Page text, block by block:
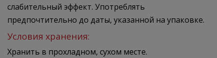
слабительный эффект. Употреблять
предпочтительно до даты, указанной на упаковке.
Условия хранения:
Хранить в прохладном, сухом месте.